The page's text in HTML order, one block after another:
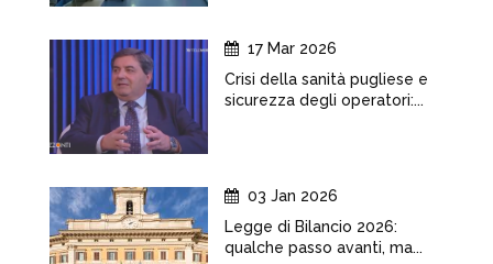
17 Mar 2026
Crisi della sanità pugliese e
sicurezza degli operatori:...
03 Jan 2026
Legge di Bilancio 2026:
qualche passo avanti, ma...